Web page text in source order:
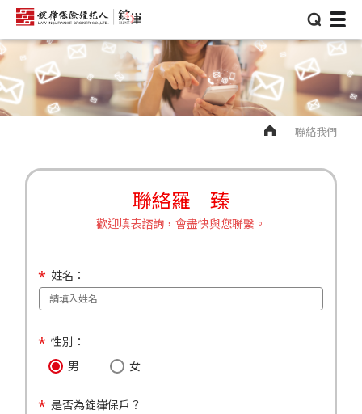
⌕
聯絡我們
聯絡羅 臻
歡迎填表諮詢，會盡快與您聯繫。
姓名：
性別：
男
女
是否為錠嵂保戶？